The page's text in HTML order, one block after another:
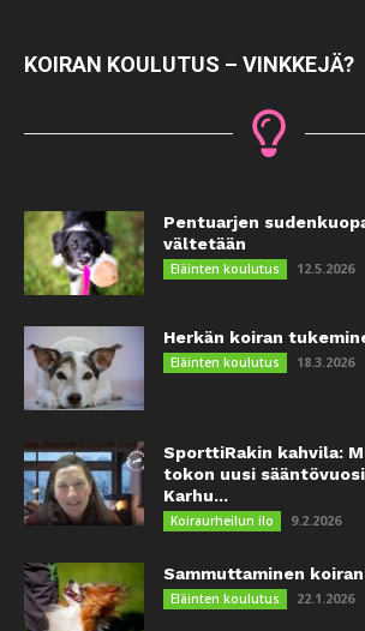
KOIRAN KOULUTUS – VINKKEJÄ?
Pentuarjen
vältetään
Eläinten koulutus 12.5.2026
Herkän koiran
Eläinten koulutus 18.3.2026
SporttiRakin kahvila:
tokon uusi
Karhu...
Koiraurheilun ilo 9.2.2026
Sammuttaminen
Eläinten koulutus 22.1.2026